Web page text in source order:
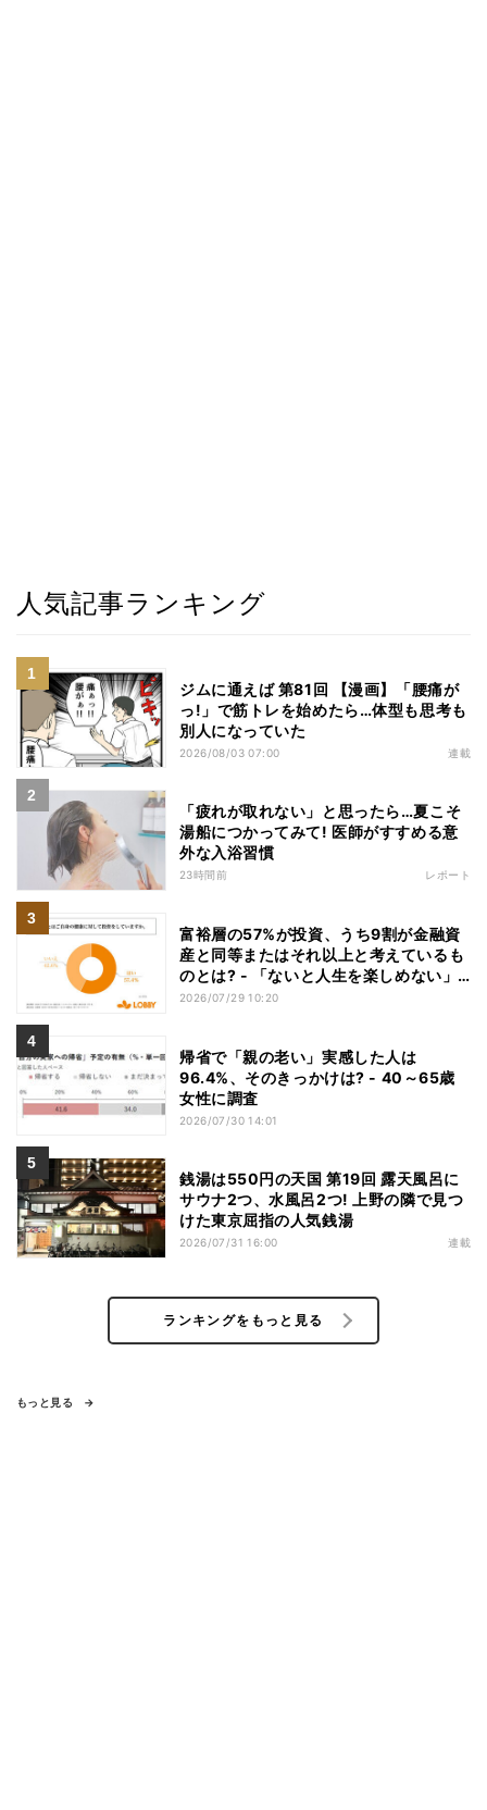
人気記事ランキング
ジムに通えば 第81回 【漫画】「腰痛が
っ!」で筋トレを始めたら…体型も思考も
別人になっていた
2026/08/03 07:00 連載
「疲れが取れない」と思ったら…夏こそ
湯船につかってみて! 医師がすすめる意
外な入浴習慣
23時間前 レポート
富裕層の57%が投資、うち9割が金融資
産と同等またはそれ以上と考えているも
のとは? - 「ないと人生を楽しめない」
「人生の幸福度に直結する」「一度失え
2026/07/29 10:20
帰省で「親の老い」実感した人は
96.4%、そのきっかけは? - 40～65歳
女性に調査
2026/07/30 14:01
銭湯は550円の天国 第19回 露天風呂に
サウナ2つ、水風呂2つ! 上野の隣で見つ
けた東京屈指の人気銭湯
2026/07/31 16:00 連載
ランキングをもっと見る
もっと見る